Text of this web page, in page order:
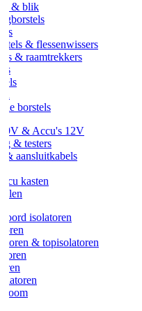
& blik
& flessenwissers
& raamtrekkers
borstels
9V & Accu's 12V
& testers
& aansluitkabels
kasten
koord isolatoren
& topisolatoren